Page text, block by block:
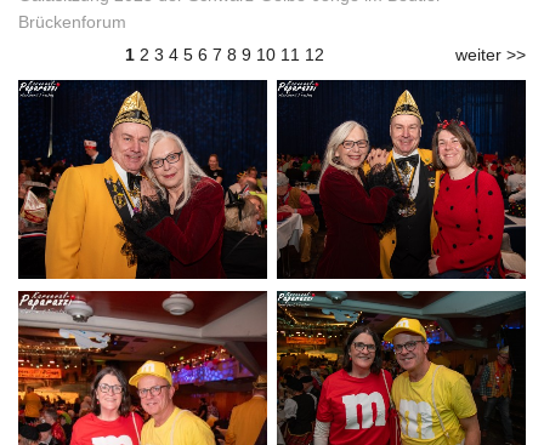
Brückenforum
1 2 3 4 5 6 7 8 9 10 11 12 weiter >>